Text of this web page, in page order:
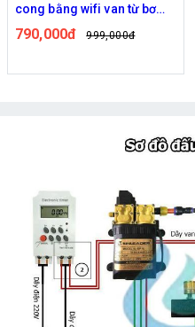
béc uốn cong dùng bơm
60w
410,000đ 469,000đ